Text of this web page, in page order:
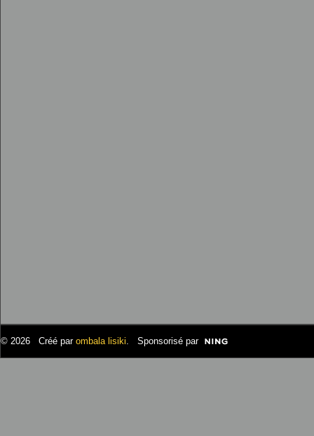
© 2026 Créé par ombala lisiki. Sponsorisé par